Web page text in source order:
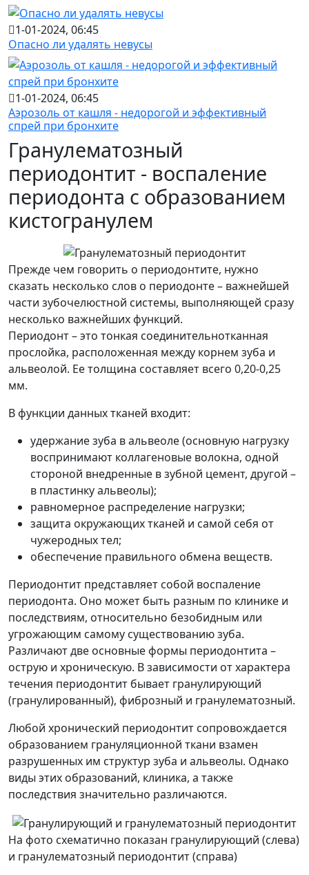
1-01-2024, 06:45
Опасно ли удалять невусы
1-01-2024, 06:45
Аэрозоль от кашля - недорогой и эффективный
спрей при бронхите
Гранулематозный
периодонтит - воспаление
периодонта с образованием
кистогранулем
Прежде чем говорить о периодонтите, нужно
сказать несколько слов о периодонте – важнейшей
части зубочелюстной системы, выполняющей сразу
несколько важнейших функций.
Периодонт – это тонкая соединительнотканная
прослойка, расположенная между корнем зуба и
альвеолой. Ее толщина составляет всего 0,20-0,25
мм.
В функции данных тканей входит:
удержание зуба в альвеоле (основную нагрузку
воспринимают коллагеновые волокна, одной
стороной внедренные в зубной цемент, другой –
в пластинку альвеолы);
равномерное распределение нагрузки;
защита окружающих тканей и самой себя от
чужеродных тел;
обеспечение правильного обмена веществ.
Периодонтит представляет собой воспаление
периодонта. Оно может быть разным по клинике и
последствиям, относительно безобидным или
угрожающим самому существованию зуба.
Различают две основные формы периодонтита –
острую и хроническую. В зависимости от характера
течения периодонтит бывает гранулирующий
(гранулированный), фиброзный и гранулематозный.
Любой хронический периодонтит сопровождается
образованием грануляционной ткани взамен
разрушенных им структур зуба и альвеолы. Однако
виды этих образований, клиника, а также
последствия значительно различаются.
На фото схематично показан гранулирующий (слева)
и гранулематозный периодонтит (справа)